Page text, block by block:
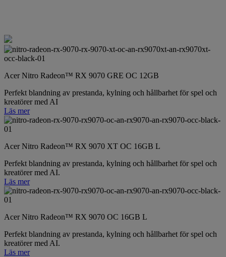
Acer Nitro Radeon™ RX 9070 GRE OC 12GB
Perfekt blandning av prestanda, kylning och hållbarhet för spel och
kreatörer med AI
Läs mer
Acer Nitro Radeon™ RX 9070 XT OC 16GB L
Perfekt blandning av prestanda, kylning och hållbarhet för spel och
kreatörer med AI.
Läs mer
Acer Nitro Radeon™ RX 9070 OC 16GB L
Perfekt blandning av prestanda, kylning och hållbarhet för spel och
kreatörer med AI.
Läs mer